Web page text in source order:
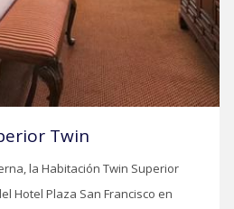
Twin
la Habitación Twin Superior
Hotel Plaza San Francisco en